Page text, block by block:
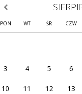
poprzedni miesiąc
PON WT ŚR CZW
3 4 5 6
10 11 12 13